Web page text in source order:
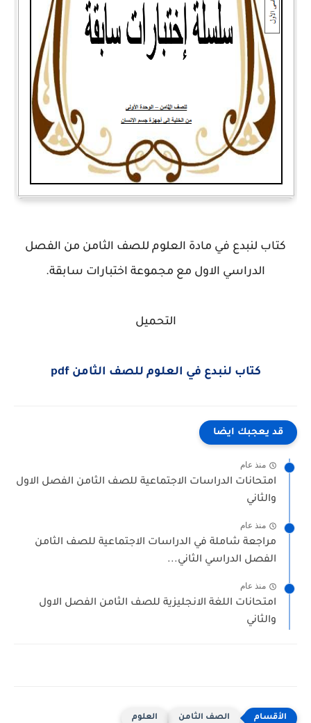
كتاب لنبدع في مادة العلوم للصف الثامن من الفصل
الدراسي الاول مع مجموعة اختبارات سابقة.
التحميل
كتاب لنبدع في العلوم للصف الثامن pdf
قد يعجبك ايضا
منذ عام
امتحانات الدراسات الاجتماعية للصف الثامن الفصل الاول
والثاني
منذ عام
مراجعة شاملة في الدراسات الاجتماعية للصف الثامن
الفصل الدراسي الثاني...
منذ عام
امتحانات اللغة الانجليزية للصف الثامن الفصل الاول
والثاني
الصف الثامن العلوم